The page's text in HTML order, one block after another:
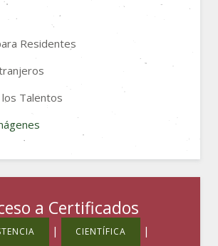
a Certificados
| CIENTÍFICA |
Residentes
Talentos